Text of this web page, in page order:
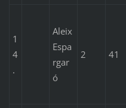
1
4
.
Aleix
Espa
rgar
ó
2 41